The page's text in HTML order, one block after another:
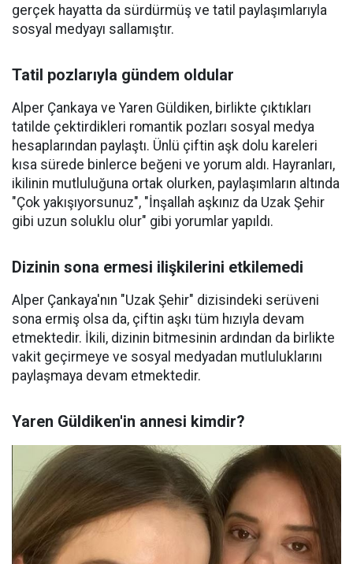
gerçek hayatta da sürdürmüş ve tatil paylaşımlarıyla
sosyal medyayı sallamıştır.
Tatil pozlarıyla gündem oldular
Alper Çankaya ve Yaren Güldiken, birlikte çıktıkları
tatilde çektirdikleri romantik pozları sosyal medya
hesaplarından paylaştı. Ünlü çiftin aşk dolu kareleri
kısa sürede binlerce beğeni ve yorum aldı. Hayranları,
ikilinin mutluluğuna ortak olurken, paylaşımların altında
"Çok yakışıyorsunuz", "İnşallah aşkınız da Uzak Şehir
gibi uzun soluklu olur" gibi yorumlar yapıldı.
Dizinin sona ermesi ilişkilerini etkilemedi
Alper Çankaya'nın "Uzak Şehir" dizisindeki serüveni
sona ermiş olsa da, çiftin aşkı tüm hızıyla devam
etmektedir. İkili, dizinin bitmesinin ardından da birlikte
vakit geçirmeye ve sosyal medyadan mutluluklarını
paylaşmaya devam etmektedir.
Yaren Güldiken'in annesi kimdir?